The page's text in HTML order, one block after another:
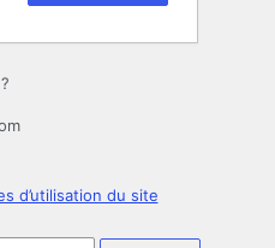
d’utilisation du site